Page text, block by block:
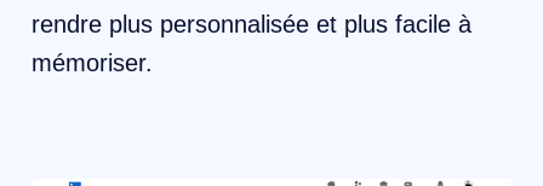
rendre plus personnalisée et plus facile à
mémoriser.